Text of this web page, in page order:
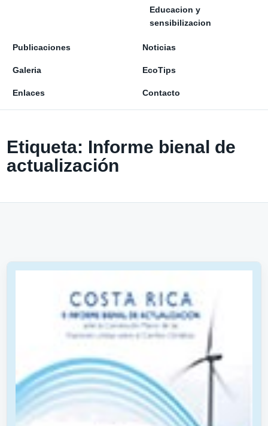
Educacion y
sensibilizacion
Publicaciones Noticias
Galeria EcoTips
Enlaces Contacto
Etiqueta: Informe bienal de
actualización